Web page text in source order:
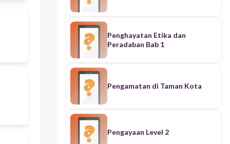
Penghayatan Etika dan
Peradaban Bab 1
Pengamatan di Taman Kota
Pengayaan Level 2